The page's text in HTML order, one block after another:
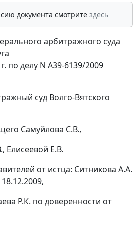
документа смотрите здесь
арбитражного суда
по делу N А39-6139/2009
суд Волго-Вятского
Самуйлова С.В.,
Елисеевой Е.В.
от истца: Ситникова А.А.
Р.К. по доверенности от